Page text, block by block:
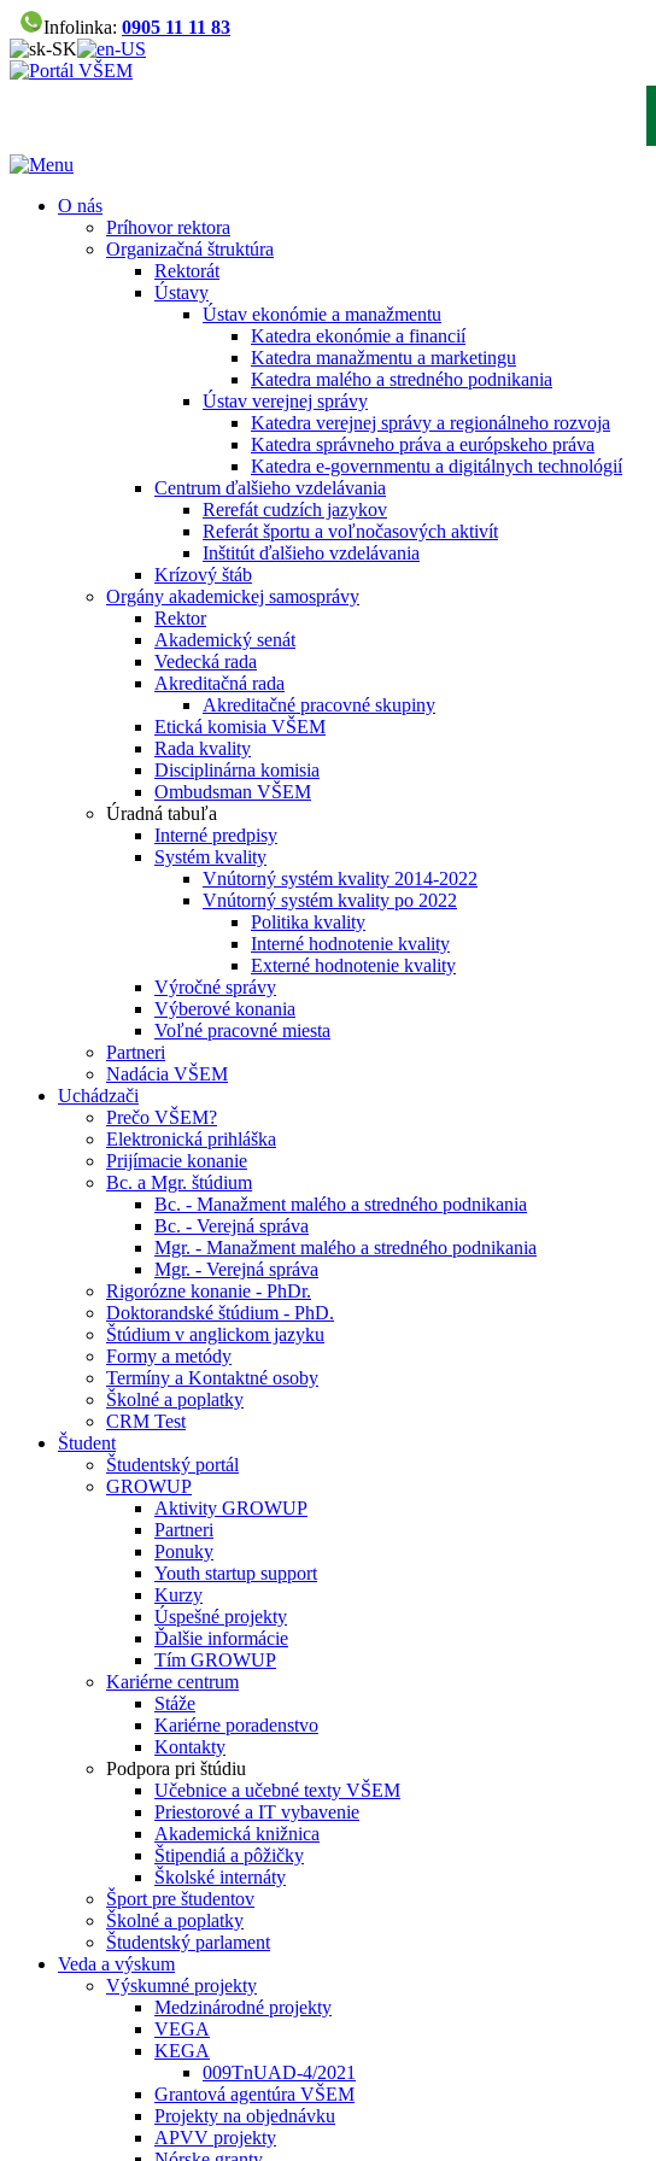
Infolinka: 0905 11 11 83
O nás
Príhovor rektora
Organizačná štruktúra
Rektorát
Ústavy
Ústav ekonómie a manažmentu
Katedra ekonómie a financií
Katedra manažmentu a marketingu
Katedra malého a stredného podnikania
Ústav verejnej správy
Katedra verejnej správy a regionálneho rozvoja
Katedra správneho práva a európskeho práva
Katedra e-governmentu a digitálnych technológií
Centrum ďalšieho vzdelávania
Rerefát cudzích jazykov
Referát športu a voľnočasových aktivít
Inštitút ďalšieho vzdelávania
Krízový štáb
Orgány akademickej samosprávy
Rektor
Akademický senát
Vedecká rada
Akreditačná rada
Akreditačné pracovné skupiny
Etická komisia VŠEM
Rada kvality
Disciplinárna komisia
Ombudsman VŠEM
Úradná tabuľa
Interné predpisy
Systém kvality
Vnútorný systém kvality 2014-2022
Vnútorný systém kvality po 2022
Politika kvality
Interné hodnotenie kvality
Externé hodnotenie kvality
Výročné správy
Výberové konania
Voľné pracovné miesta
Partneri
Nadácia VŠEM
Uchádzači
Prečo VŠEM?
Elektronická prihláška
Prijímacie konanie
Bc. a Mgr. štúdium
Bc. - Manažment malého a stredného podnikania
Bc. - Verejná správa
Mgr. - Manažment malého a stredného podnikania
Mgr. - Verejná správa
Rigorózne konanie - PhDr.
Doktorandské štúdium - PhD.
Štúdium v anglickom jazyku
Formy a metódy
Termíny a Kontaktné osoby
Školné a poplatky
CRM Test
Študent
Študentský portál
GROWUP
Aktivity GROWUP
Partneri
Ponuky
Youth startup support
Kurzy
Úspešné projekty
Ďalšie informácie
Tím GROWUP
Kariérne centrum
Stáže
Kariérne poradenstvo
Kontakty
Podpora pri štúdiu
Učebnice a učebné texty VŠEM
Priestorové a IT vybavenie
Akademická knižnica
Štipendiá a pôžičky
Školské internáty
Šport pre študentov
Školné a poplatky
Študentský parlament
Veda a výskum
Výskumné projekty
Medzinárodné projekty
VEGA
KEGA
009TnUAD-4/2021
Grantová agentúra VŠEM
Projekty na objednávku
APVV projekty